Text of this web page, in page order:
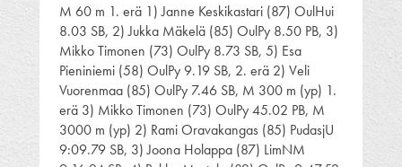
M 60 m 1. erä 1) Janne Keskikastari (87) OulHui
8.03 SB, 2) Jukka Mäkelä (85) OulPy 8.50 PB, 3)
Mikko Timonen (73) OulPy 8.73 SB, 5) Esa
Pieniniemi (58) OulPy 9.19 SB, 2. erä 2) Veli
Vuorenmaa (85) OulPy 7.46 SB, M 300 m (yp) 1.
erä 3) Mikko Timonen (73) OulPy 45.02 PB, M
3000 m (yp) 2) Rami Oravakangas (85) PudasjU
9:09.79 SB, 3) Joona Holappa (87) LimNM